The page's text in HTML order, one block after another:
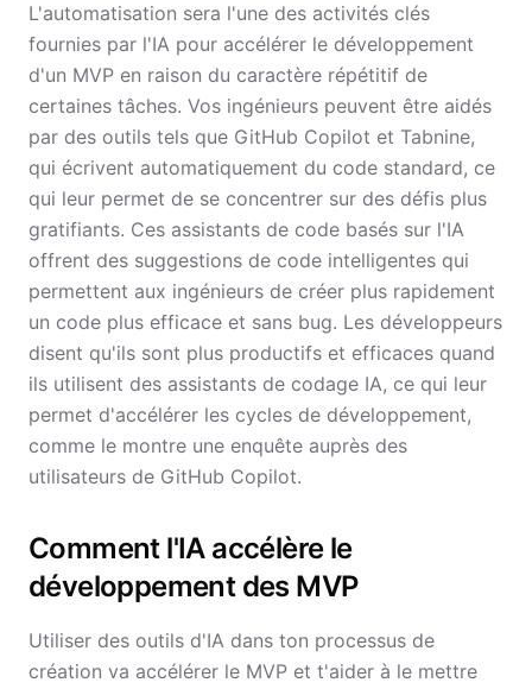
L'automatisation sera l'une des activités clés
fournies par l'IA pour accélérer le développement
d'un MVP en raison du caractère répétitif de
certaines tâches. Vos ingénieurs peuvent être aidés
par des outils tels que GitHub Copilot et Tabnine,
qui écrivent automatiquement du code standard, ce
qui leur permet de se concentrer sur des défis plus
gratifiants. Ces assistants de code basés sur l'IA
offrent des suggestions de code intelligentes qui
permettent aux ingénieurs de créer plus rapidement
un code plus efficace et sans bug. Les développeurs
disent qu'ils sont plus productifs et efficaces quand
ils utilisent des assistants de codage IA, ce qui leur
permet d'accélérer les cycles de développement,
comme le montre une enquête auprès des
utilisateurs de GitHub Copilot.
Comment l'IA accélère le
développement des MVP
Utiliser des outils d'IA dans ton processus de
création va accélérer le MVP et t'aider à le mettre